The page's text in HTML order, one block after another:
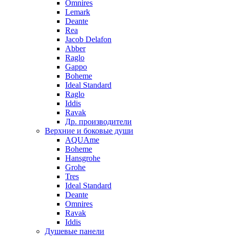
Omnires
Lemark
Deante
Rea
Jacob Delafon
Abber
Raglo
Gappo
Boheme
Ideal Standard
Raglo
Iddis
Ravak
Др. производители
Верхние и боковые души
AQUAme
Boheme
Hansgrohe
Grohe
Tres
Ideal Standard
Deante
Omnires
Ravak
Iddis
Душевые панели